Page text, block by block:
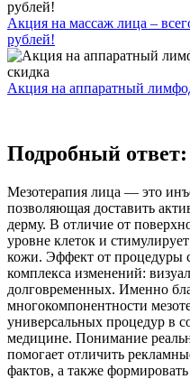
Акция на массаж лица –
рублей!
Акция на аппаратный
Подробный ответ:
Мезотерапия лица — это
позволяющая доставить
дерму. В отличие от
уровне клеток и
кожи. Эффект от процедуры
комплекса изменений:
долговременных. Именно
многокомпонентности
универсальных процедур в
медицине. Понимание
помогает отличить
фактов, а также